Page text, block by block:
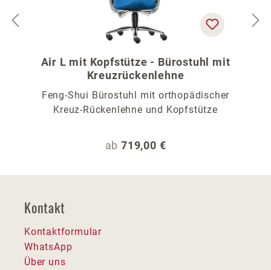
Air L mit Kopfstütze - Bürostuhl mit
Kreuzrückenlehne
Feng-Shui Bürostuhl mit orthopädischer
Kreuz-Rückenlehne und Kopfstütze
Regulärer Preis:
ab 719,00 €
Kontakt
Kontaktformular
WhatsApp
Über uns